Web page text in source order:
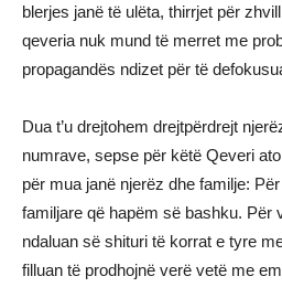
blerjes janë të ulëta, thirrjet për
qeveria nuk mund të merret me
propagandës ndizet për të
Dua t’u drejtohem drejtpërdrejt
numrave, sepse për këtë Qeveri
për mua janë njerëz dhe familje:
familjare që hapëm së bashku. Për
ndaluan së shituri të korrat e tyre
filluan të prodhojnë verë vetë me